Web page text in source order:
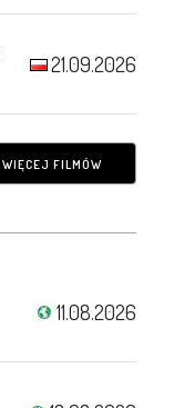
21.09.2026
WIĘCEJ FILMÓW
11.08.2026